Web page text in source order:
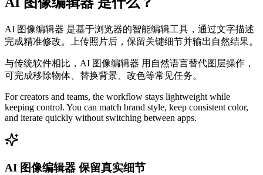
AI 图像编辑器 是基于浏览器的智能编辑工具，通过文字描述
完成精准修改。上传照片后，保留关键细节并输出自然结果。
与传统软件相比，AI 图像编辑器 用自然语言替代图层操作，
可完成移除物体、替换背景、改色等常见任务。
For creators and teams, the workflow stays lightweight while
keeping control. You can match brand style, keep consistent color,
and iterate quickly without switching between apps.
AI 图像编辑器 保留真实细节